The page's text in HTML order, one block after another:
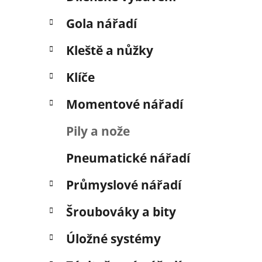
p
n
l
Gola nářadí
Kleště a nůžky
Klíče
Momentové nářadí
Pily a nože
Pneumatické nářadí
Průmyslové nářadí
Šroubováky a bity
Úložné systémy